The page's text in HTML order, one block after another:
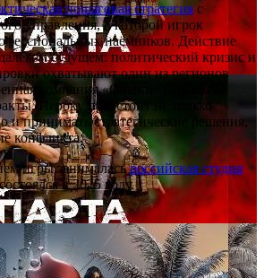
пошаговая стратегияс
управления, в которой игрок
наёмников. Действие
будущем: политический кризис и
охватывают один из регионов
компания «Спарта» берётся за
Игроку предстоит не только
и принимать стратегические решения,
конфликта.
игры занималасьроссийская студия
в 2025 году.